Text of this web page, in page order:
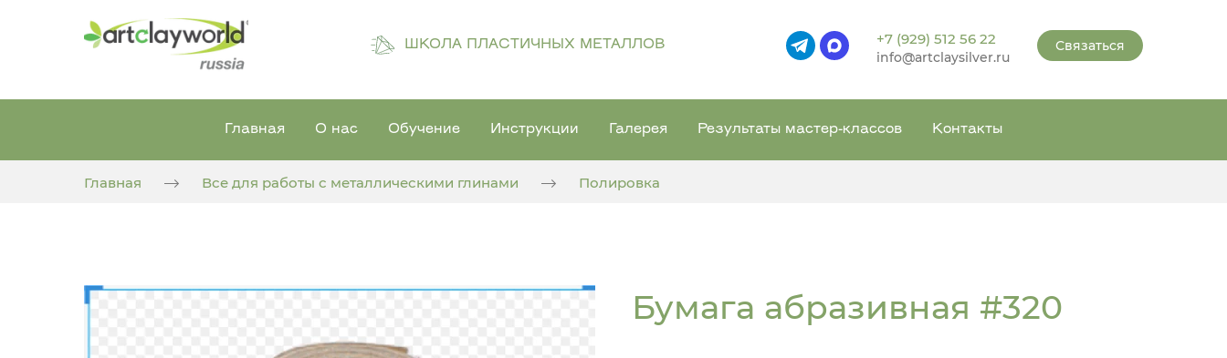
ШКОЛА ПЛАСТИЧНЫХ МЕТАЛЛОВ +7 (929) 512 56 22
info@artclaysilver.ru
Связаться
Главная О нас Обучение Инструкции Галерея Результаты мастер-классов Контакты
Главная Все для работы с металлическими глинами Полировка
Бумага абразивная #320